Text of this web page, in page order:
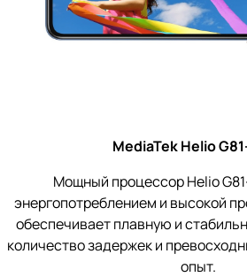
MediaTek Helio
Мощный процессор Helio
энергопотреблением и высокой
обеспечивает плавную и
количество задержек и
опыт.